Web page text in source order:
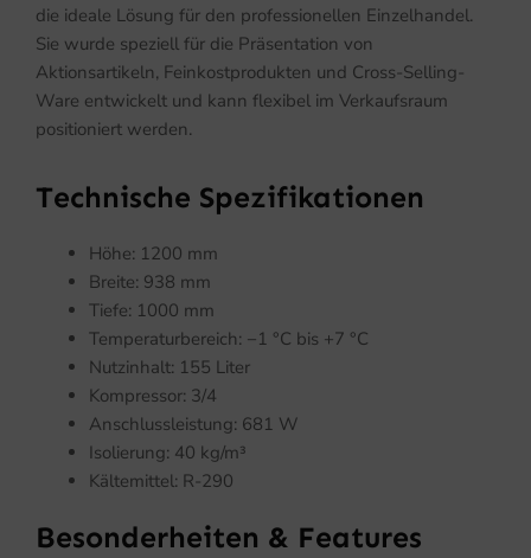
die ideale Lösung für den professionellen Einzelhandel.
Sie wurde speziell für die Präsentation von
Aktionsartikeln, Feinkostprodukten und Cross-Selling-
Ware entwickelt und kann flexibel im Verkaufsraum
positioniert werden.
Technische Spezifikationen
Höhe: 1200 mm
Breite: 938 mm
Tiefe: 1000 mm
Temperaturbereich: −1 °C bis +7 °C
Nutzinhalt: 155 Liter
Kompressor: 3/4
Anschlussleistung: 681 W
Isolierung: 40 kg/m³
Kältemittel: R-290
Besonderheiten & Features